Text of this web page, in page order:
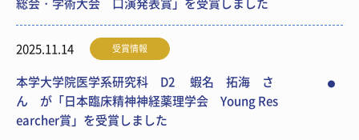
2025.11.14 受賞情報
本学大学院医学系研究科 D2 蝦名 拓海 さ
ん が「日本臨床精神神経薬理学会 Young Res
earcher賞」を受賞しました